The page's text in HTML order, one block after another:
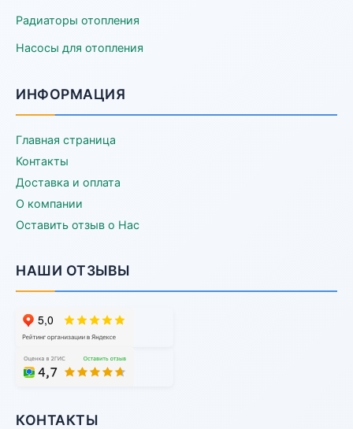
Радиаторы отопления
Насосы для отопления
ИНФОРМАЦИЯ
Главная страница
Контакты
Доставка и оплата
О компании
Оставить отзыв о Нас
НАШИ ОТЗЫВЫ
КОНТАКТЫ